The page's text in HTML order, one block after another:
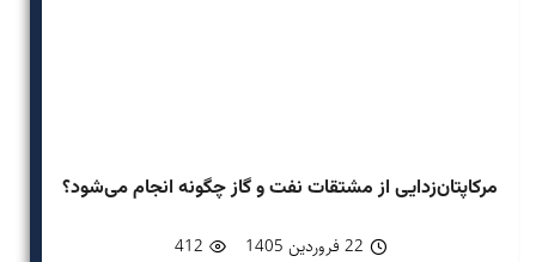
مرکاپتان‌زدایی از مشتقات نفت و گاز چگونه انجام می‌شود؟
22 فروردین 1405 412